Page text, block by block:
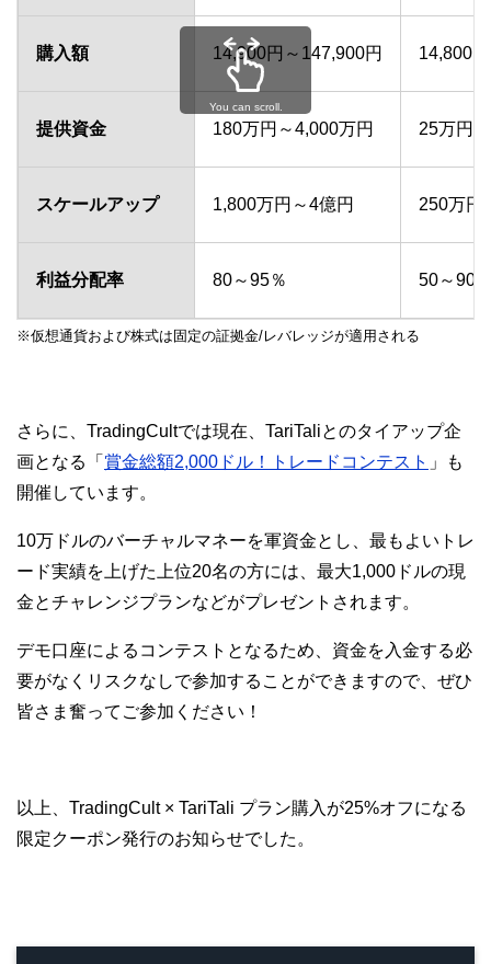
購入額 14,900円～147,900円 14,800
提供資金 180万円～4,000万円 25万円
スケールアップ 1,800万円～4億円 250万円
利益分配率 80～95％ 50～90
You can scroll.
※仮想通貨および株式は固定の証拠金/レバレッジが適用される
さらに、TradingCultでは現在、TariTaliとのタイアップ企
画となる「 賞金総額2,000ドル！トレードコンテスト 」も
開催しています。
10万ドルのバーチャルマネーを軍資金とし、最もよいトレ
ード実績を上げた上位20名の方には、最大1,000ドルの現
金とチャレンジプランなどがプレゼントされます。
デモ口座によるコンテストとなるため、資金を入金する必
要がなくリスクなしで参加することができますので、ぜひ
皆さま奮ってご参加ください！
以上、TradingCult × TariTali プラン購入が25%オフになる
限定クーポン発行のお知らせでした。